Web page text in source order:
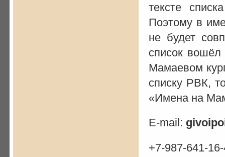
тексте
Поэтому в
не будет
список
Мамаевом
списку РВК,
«Имена на
E-mail:
+7-987-641-